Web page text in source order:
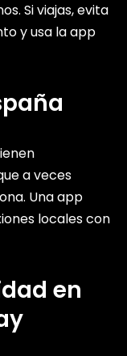
Si viajas, evita
y usa la app
a veces
Una app
locales con
en